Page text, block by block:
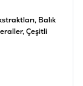
Balık
Çeşitli
Nem %82,